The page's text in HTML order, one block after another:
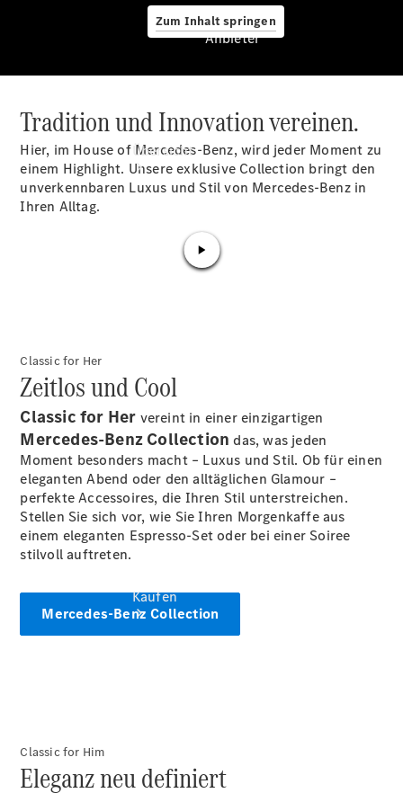
Zum Inhalt springen
Anbieter
Übersicht
Servicetermin
vereinbaren
Kaufen
Benz
Anbieter
Tradition und Innovation vereinen.
Hier, im House of Mercedes-Benz, wird jeder Moment zu
einem Highlight. Unsere exklusive Collection bringt den
unverkennbaren Luxus und Stil von Mercedes-Benz in
Ihren Alltag.
Classic for Her
Zeitlos und Cool
Classic for Her vereint in einer einzigartigen
Mercedes-Benz Collection das, was jeden
Moment besonders macht – Luxus und Stil. Ob für einen
eleganten Abend oder den alltäglichen Glamour –
perfekte Accessoires, die Ihren Stil unterstreichen.
Stellen Sie sich vor, wie Sie Ihren Morgenkaffe aus
einem eleganten Espresso-Set oder bei einer Soiree
stilvoll auftreten.
Mercedes-Benz Collection
Classic for Him
Eleganz neu definiert